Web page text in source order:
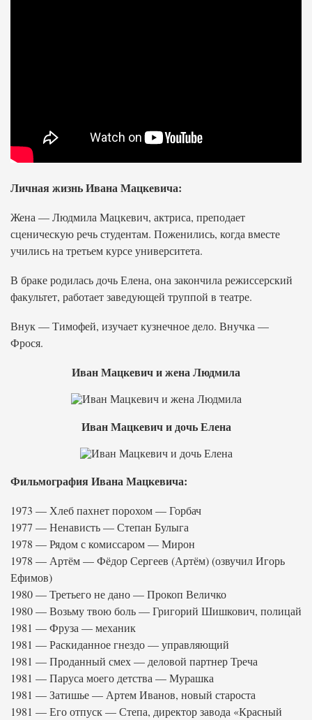
Личная жизнь Ивана Мацкевича:
Жена — Людмила Мацкевич, актриса, преподает
сценическую речь студентам. Поженились, когда вместе
учились на третьем курсе университета.
В браке родилась дочь Елена, она закончила режиссерский
факультет, работает заведующей труппой в театре.
Внук — Тимофей, изучает кузнечное дело. Внучка —
Фрося.
Иван Мацкевич и жена Людмила
Иван Мацкевич и дочь Елена
Фильмография Ивана Мацкевича:
1973 — Хлеб пахнет порохом — Горбач
1977 — Ненависть — Степан Булыга
1978 — Рядом с комиссаром — Мирон
1978 — Артём — Фёдор Сергеев (Артём) (озвучил Игорь
Ефимов)
1980 — Третьего не дано — Прокоп Величко
1980 — Возьму твою боль — Григорий Шишкович, полицай
1981 — Фруза — механик
1981 — Раскиданное гнездо — управляющий
1981 — Проданный смех — деловой партнер Треча
1981 — Паруса моего детства — Мурашка
1981 — Затишье — Артем Иванов, новый староста
1981 — Его отпуск — Степа, директор завода «Красный